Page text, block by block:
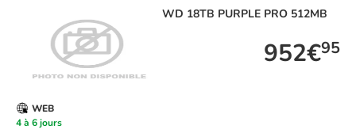
WD 18TB PURPLE PRO 512MB
952€95
WEB
4 à 6 jours